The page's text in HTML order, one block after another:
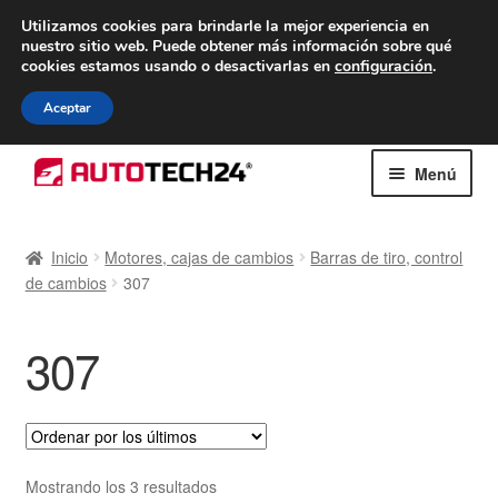
ENTREGA desde 7 EUR
De lunes a viernes de 9 a. m. a 4 p. m.
navegación
al
Menú
Caja registradora
Inicio Motores, cajas de cambios
Barras de tiro, control
de cambios
307
307
Mostrando los 3 resultadosOrdenado
Utilizamos cookies para brindarle la mejor experiencia en
nuestro sitio web. Puede obtener más información sobre qué
cookies estamos usando o desactivarlas en configuración.
Aceptar